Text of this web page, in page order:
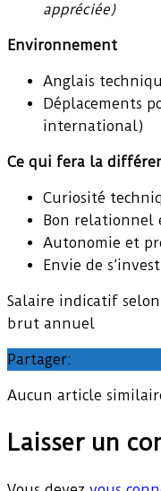
appréciée)
Environnement
Anglais
Déplacements
international)
Ce qui fera la
Curiosité
Bon relationnel
Autonomie et
Envie de
Salaire indicatif
brut annuel
Partager:
Aucun article
Laisser un